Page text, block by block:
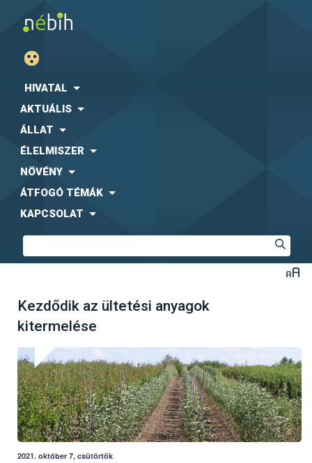
HIVATAL
AKTUÁLIS
ÁLLAT
ÉLELMISZER
NÖVÉNY
ÁTFOGÓ TÉMÁK
KAPCSOLAT
Kezdődik az ültetési anyagok
kitermelése
2021. október 7, csütörtök